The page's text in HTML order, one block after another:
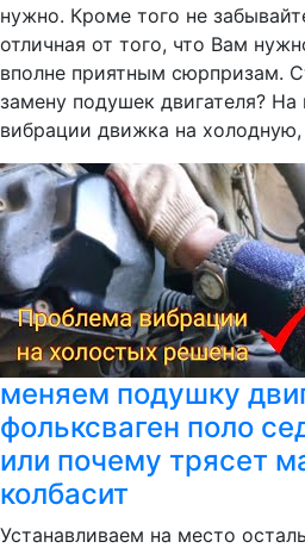
нужно. Кроме того не
отличная от того, что Вам
вполне приятным сюрпризам.
замену подушек двигателя? На
вибрации движка на
меняем подушку
фольксваген поло
или почему трясет
колбасит
Устанавливаем на место